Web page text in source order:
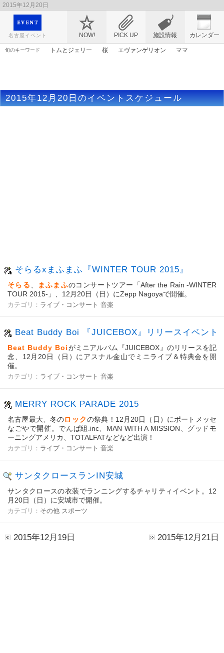
2015年12月20日
映画や音楽コンサート、レジャーやアート、テレビ、ショップ、出会い、転職まで名古
屋のイベント情報を幅広く掲載
名古屋イベント NOW! PICK UP カレンダー
施設情報
旬のキーワード トムとジェリー 桜 エヴァンゲリオン
ママ
2015年12月20日のイベントスケジュール
そらるxまふまふ『WINTER TOUR 2015』
そらる まふまふのコンサートツアー「After the Rain -WINTER
TOUR 2015-」、12月20日（日）にZepp Nagoyaで開催。
カテゴリ： ライブ・コンサート 音楽
Beat Buddy Boi 『JUICEBOX』リリースイベント
Beat Buddy Boiがミニアルバム『JUICEBOX』のリリースを記
念、12月20日（日）にアスナル金山でミニライブ＆特典会を開
催。
カテゴリ： ライブ・コンサート 音楽
MERRY ROCK PARADE 2015
名古屋最大、冬のロックの祭典！12月20日（日）にポートメッセ
なごやで開催。でんぱ組.inc、MAN WITH A MISSION、グッドモ
ーニングアメリカ、TOTALFATなどなど出演！
カテゴリ： ライブ・コンサート 音楽
サンタクロースランIN安城
サンタクロースの衣装でランニングするチャリティイベント。12
月20日（日）に安城市で開催。
カテゴリ： その他 スポーツ
2015年12月19日 2015年12月21日